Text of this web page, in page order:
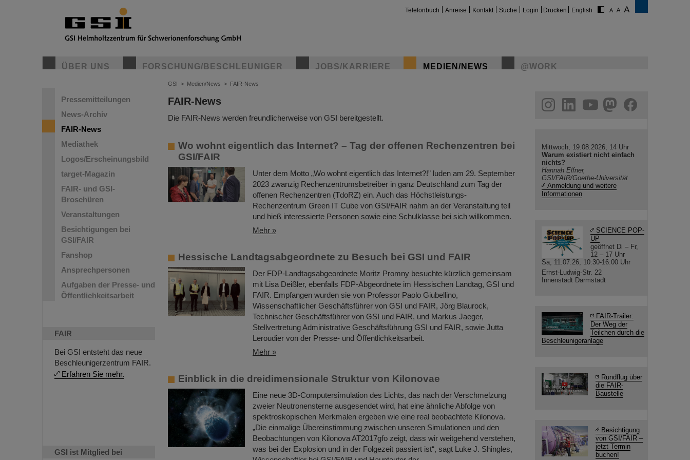
Telefonbuch Anreise Kontakt Suche Login Drucken English
ÜBER UNS FORSCHUNG/BESCHLEUNIGER JOBS/KARRIERE MEDIEN/NEWS @WORK
Pressemitteilungen
News-Archiv
FAIR-News
Mediathek
Logos/Erscheinungsbild
target-Magazin
FAIR- und GSI-
Broschüren
Veranstaltungen
Besichtigungen bei
GSI/FAIR
Fanshop
Ansprechpersonen
Aufgaben der Presse- und
Öffentlichkeitsarbeit
FAIR
Bei GSI entsteht das neue
Beschleunigerzentrum FAIR.
Erfahren Sie mehr.
GSI ist Mitglied bei
GSI > Medien/News > FAIR-News
FAIR-News
Die FAIR-News werden freundlicherweise von GSI bereitgestellt.
Wo wohnt eigentlich das Internet? – Tag der offenen Rechenzentren bei
GSI/FAIR
Unter dem Motto „Wo wohnt eigentlich das Internet?!” luden am 29. September
2023 zwanzig Rechenzentrumsbetreiber in ganz Deutschland zum Tag der
offenen Rechenzentren (TdoRZ) ein. Auch das Höchstleistungs-
Rechenzentrum Green IT Cube von GSI/FAIR nahm an der Veranstaltung teil
und hieß interessierte Personen sowie eine Schulklasse bei sich willkommen.
Mehr »
Hessische Landtagsabgeordnete zu Besuch bei GSI und FAIR
Der FDP-Landtagsabgeordnete Moritz Promny besuchte kürzlich gemeinsam
mit Lisa Deißler, ebenfalls FDP-Abgeordnete im Hessischen Landtag, GSI und
FAIR. Empfangen wurden sie von Professor Paolo Giubellino,
Wissenschaftlicher Geschäftsführer von GSI und FAIR, Jörg Blaurock,
Technischer Geschäftsführer von GSI und FAIR, und Markus Jaeger,
Stellvertretung Administrative Geschäftsführung GSI und FAIR, sowie Jutta
Leroudier von der Presse- und Öffentlichkeitsarbeit.
Mehr »
Einblick in die dreidimensionale Struktur von Kilonovae
Eine neue 3D-Computersimulation des Lichts, das nach der Verschmelzung
zweier Neutronensterne ausgesendet wird, hat eine ähnliche Abfolge von
spektroskopischen Merkmalen ergeben wie eine real beobachtete Kilonova.
„Die einmalige Übereinstimmung zwischen unseren Simulationen und den
Beobachtungen von Kilonova AT2017gfo zeigt, dass wir weitgehend verstehen,
was bei der Explosion und in der Folgezeit passiert ist“, sagt Luke J. Shingles,
helmholtz.social
facebook
Mittwoch, 19.08.2026, 14 Uhr
Warum existiert nicht einfach
nichts?
Hannah Elfner,
GSI/FAIR/Goethe-Universität
Anmeldung und weitere
Informationen
SCIENCE POP-
UP
geöffnet Di – Fr,
12 – 17 Uhr
Sa, 11.07.26, 10:30-16:00 Uhr
Ernst-Ludwig-Str. 22
Innenstadt Darmstadt
FAIR-Trailer:
Der Weg der
Teilchen durch die
Beschleunigeranlage
Rundflug über
die FAIR-
Baustelle
Besichtigung
von GSI/FAIR –
jetzt Termin
buchen!